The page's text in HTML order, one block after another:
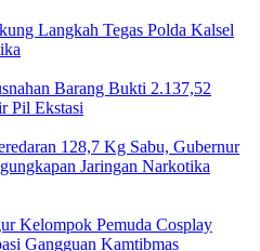
Langkah Tegas Polda Kalsel
Barang Bukti 2.137,52
Pil Ekstasi
128,7 Kg Sabu, Gubernur
Jaringan Narkotika
Kelompok Pemuda Cosplay
Gangguan Kamtibmas